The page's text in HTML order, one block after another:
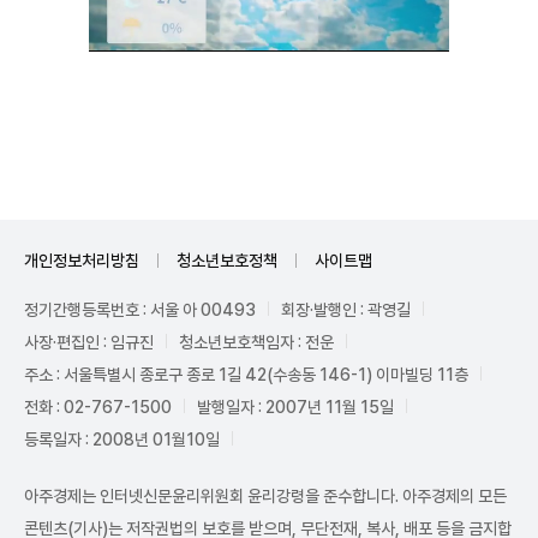
개인정보처리방침 청소년보호정책 사이트맵
정기간행등록번호 : 서울 아 00493
회장·발행인 : 곽영길
사장·편집인 : 임규진
청소년보호책임자 : 전운
주소 : 서울특별시 종로구 종로 1길 42(수송동 146-1) 이마빌딩 11층
전화 : 02-767-1500
발행일자 : 2007년 11월 15일
등록일자 : 2008년 01월10일
아주경제는 인터넷신문윤리위원회 윤리강령을 준수합니다. 아주경제의 모든
콘텐츠(기사)는 저작권법의 보호를 받으며, 무단전재, 복사, 배포 등을 금지합